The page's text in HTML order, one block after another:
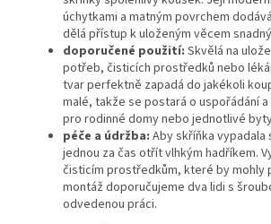
úchytkami a matným povrchem
dělá přístup k uloženým věcem
doporučené použití: Skvělá na
potřeb, čisticích prostředků nebo
tvar perfektně zapadá do jakékoli
malé, takže se postará o uspořádání
pro rodinné domy nebo jednotlivé
péče a údržba: Aby skříňka
jednou za čas otřít vlhkým hadříkem.
čisticím prostředkům, které by mohly
montáž doporučujeme dva lidi s
odvedenou práci.